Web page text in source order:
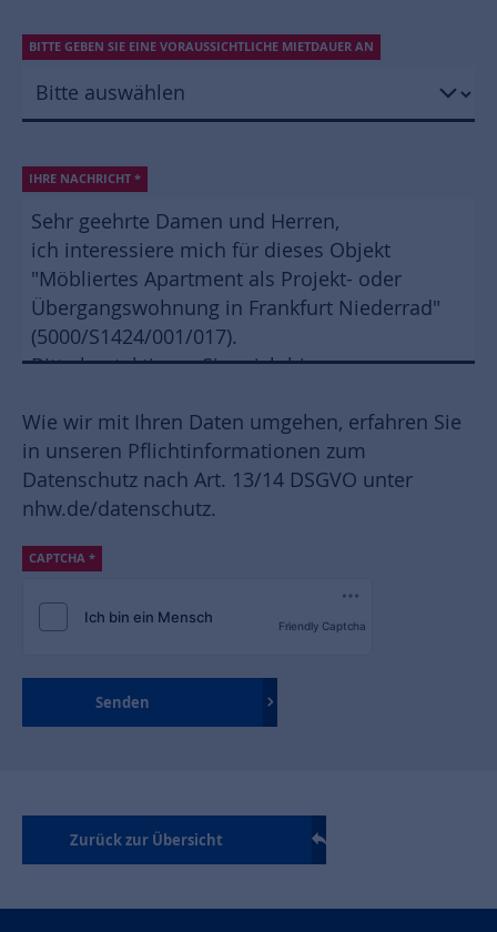
BITTE GEBEN SIE EINE VORAUSSICHTLICHE MIETDAUER AN
IHRE NACHRICHT*
Wie wir mit Ihren Daten umgehen, erfahren Sie
in unseren Pflichtinformationen zum
Datenschutz nach Art. 13/14 DSGVO unter
nhw.de/datenschutz.
CAPTCHA*
Friendly Captcha
Senden
Zurück zur Übersicht